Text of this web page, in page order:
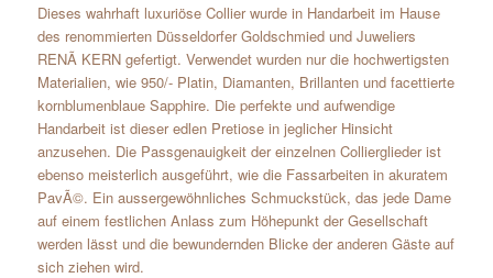
Dieses wahrhaft luxuriöse Collier wurde in Handarbeit im Hause
des renommierten Düsseldorfer Goldschmied und Juweliers
RENÃ KERN gefertigt. Verwendet wurden nur die hochwertigsten
Materialien, wie 950/- Platin, Diamanten, Brillanten und facettierte
kornblumenblaue Sapphire. Die perfekte und aufwendige
Handarbeit ist dieser edlen Pretiose in jeglicher Hinsicht
anzusehen. Die Passgenauigkeit der einzelnen Collierglieder ist
ebenso meisterlich ausgeführt, wie die Fassarbeiten in akuratem
PavÃ©. Ein aussergewöhnliches Schmuckstück, das jede Dame
auf einem festlichen Anlass zum Höhepunkt der Gesellschaft
werden lässt und die bewundernden Blicke der anderen Gäste auf
sich ziehen wird.